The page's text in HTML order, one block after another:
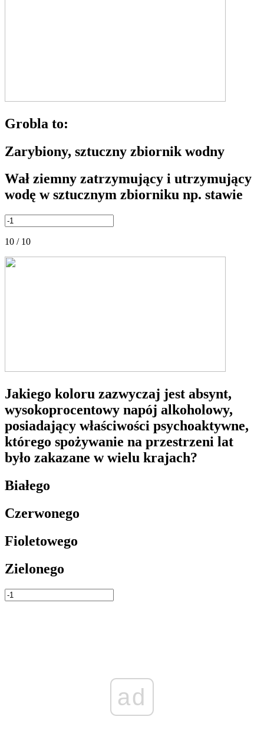
Grobla to:
Zarybiony, sztuczny zbiornik wodny
Wał ziemny zatrzymujący i utrzymujący
wodę w sztucznym zbiorniku np. stawie
10 / 10
Jakiego koloru zazwyczaj jest absynt,
wysokoprocentowy napój alkoholowy,
posiadający właściwości psychoaktywne,
którego spożywanie na przestrzeni lat
było zakazane w wielu krajach?
Białego
Czerwonego
Fioletowego
Zielonego
ad